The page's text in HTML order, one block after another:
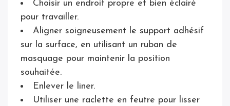
Choisir un endroit propre et bien éclairé
pour travailler.
Aligner soigneusement le support adhésif
sur la surface, en utilisant un ruban de
masquage pour maintenir la position
souhaitée.
Enlever le liner.
Utiliser une raclette en feutre pour lisser